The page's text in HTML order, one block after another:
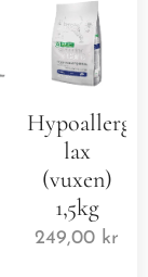
lax
(vuxen)
1,5kg
249,00 kr